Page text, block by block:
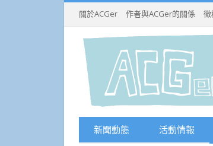
關於ACGer 作者與ACGer的關係 徵
新聞動態 活動情報